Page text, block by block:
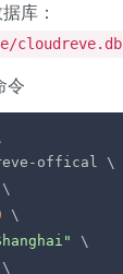
库：
cloudreve.db
令